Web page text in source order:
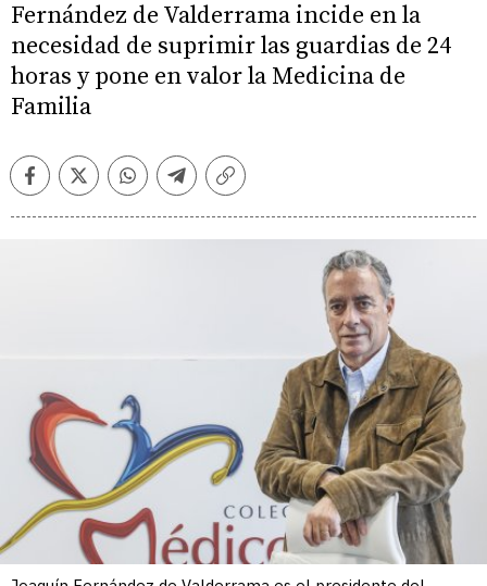
Fernández de Valderrama incide en la
necesidad de suprimir las guardias de 24
horas y pone en valor la Medicina de
Familia
FacebookTwitterWhatsappTelegramCopiar